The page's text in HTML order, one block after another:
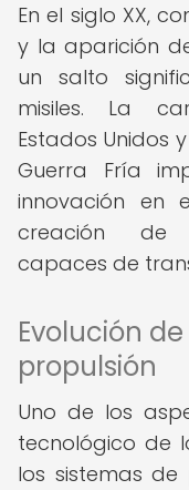
En el siglo XX,
y la aparición
un salto
misiles. La
Estados Unidos
Guerra Fría
innovación en
creación de
capaces de
Evolución
propulsión
Uno de los
tecnológico de
los sistemas de